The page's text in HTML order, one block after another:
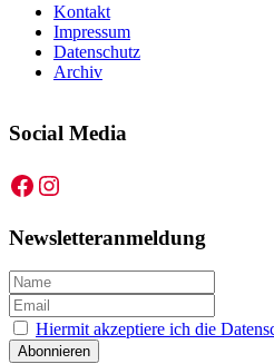
Kontakt
Impressum
Datenschutz
Archiv
Social Media
Facebook
Instagram
Newsletteranmeldung
Hiermit akzeptiere ich die